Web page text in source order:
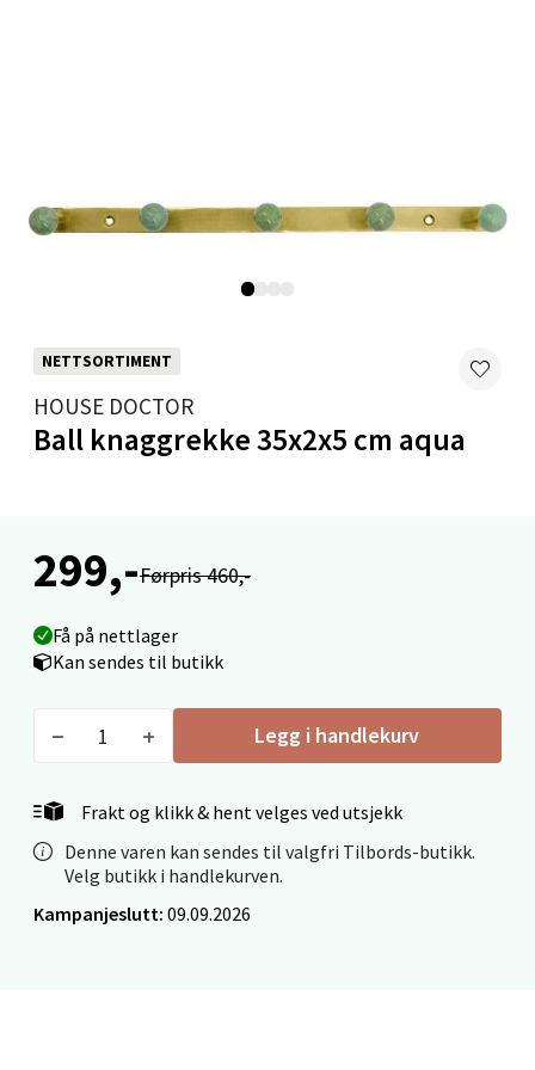
NETTSORTIMENT
HOUSE DOCTOR
Ball knaggrekke 35x2x5 cm aqua
299,-Førpris 460,-
Få på nettlager
Kan sendes til butikk
Legg i handlekurv
Frakt og klikk & hent velges ved utsjekk
Denne varen kan sendes til valgfri Tilbords-butikk.
Velg butikk i handlekurven.
Kampanjeslutt: 09.09.2026
Skarvøyveien 55, 4517 Mandal
Åpent i dag 10-20
Mo i Rana - Thon Senter Mo i Rana
0 i butikk
Ålesund - Thon Senter Moa
Langelandsvegen 25, 6010 Ålesund
Åpent i dag 10-20
0 i butikk